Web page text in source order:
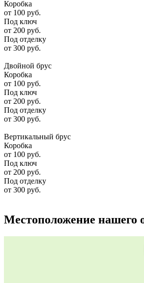
Коробка
от 100 руб.
Под ключ
от 200 руб.
Под отделку
от 300 руб.
Двойной брус
Коробка
от 100 руб.
Под ключ
от 200 руб.
Под отделку
от 300 руб.
Вертикальный брус
Коробка
от 100 руб.
Под ключ
от 200 руб.
Под отделку
от 300 руб.
Местоположение нашего